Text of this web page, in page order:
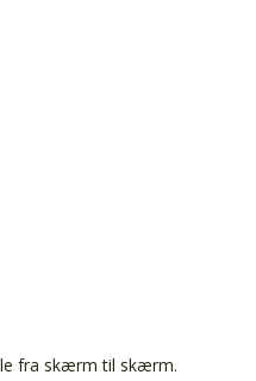
fra skærm til skærm.